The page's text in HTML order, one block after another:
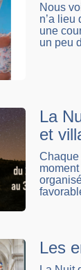
Nous
n’a
une
un peu
La
et
Chaque
Les